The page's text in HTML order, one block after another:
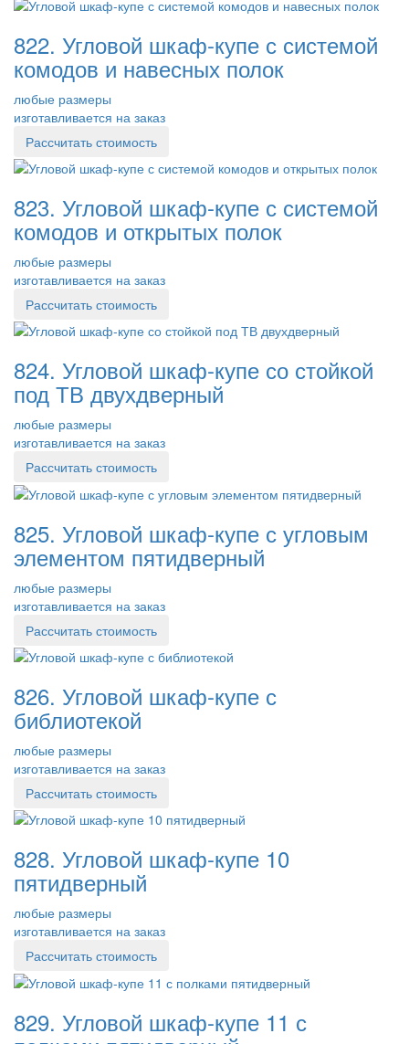
822. Угловой шкаф-купе с системой
комодов и навесных полок
любые размеры
изготавливается на заказ
Рассчитать стоимость
823. Угловой шкаф-купе с системой
комодов и открытых полок
любые размеры
изготавливается на заказ
Рассчитать стоимость
824. Угловой шкаф-купе со стойкой
под ТВ двухдверный
любые размеры
изготавливается на заказ
Рассчитать стоимость
825. Угловой шкаф-купе с угловым
элементом пятидверный
любые размеры
изготавливается на заказ
Рассчитать стоимость
826. Угловой шкаф-купе с
библиотекой
любые размеры
изготавливается на заказ
Рассчитать стоимость
828. Угловой шкаф-купе 10
пятидверный
любые размеры
изготавливается на заказ
Рассчитать стоимость
829. Угловой шкаф-купе 11 с